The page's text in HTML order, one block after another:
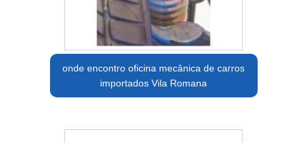
onde encontro oficina mecânica de carros
importados Vila Romana